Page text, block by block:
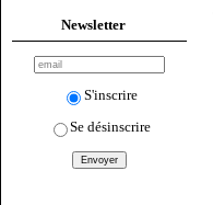
Newsletter
S'inscrire
Se désinscrire